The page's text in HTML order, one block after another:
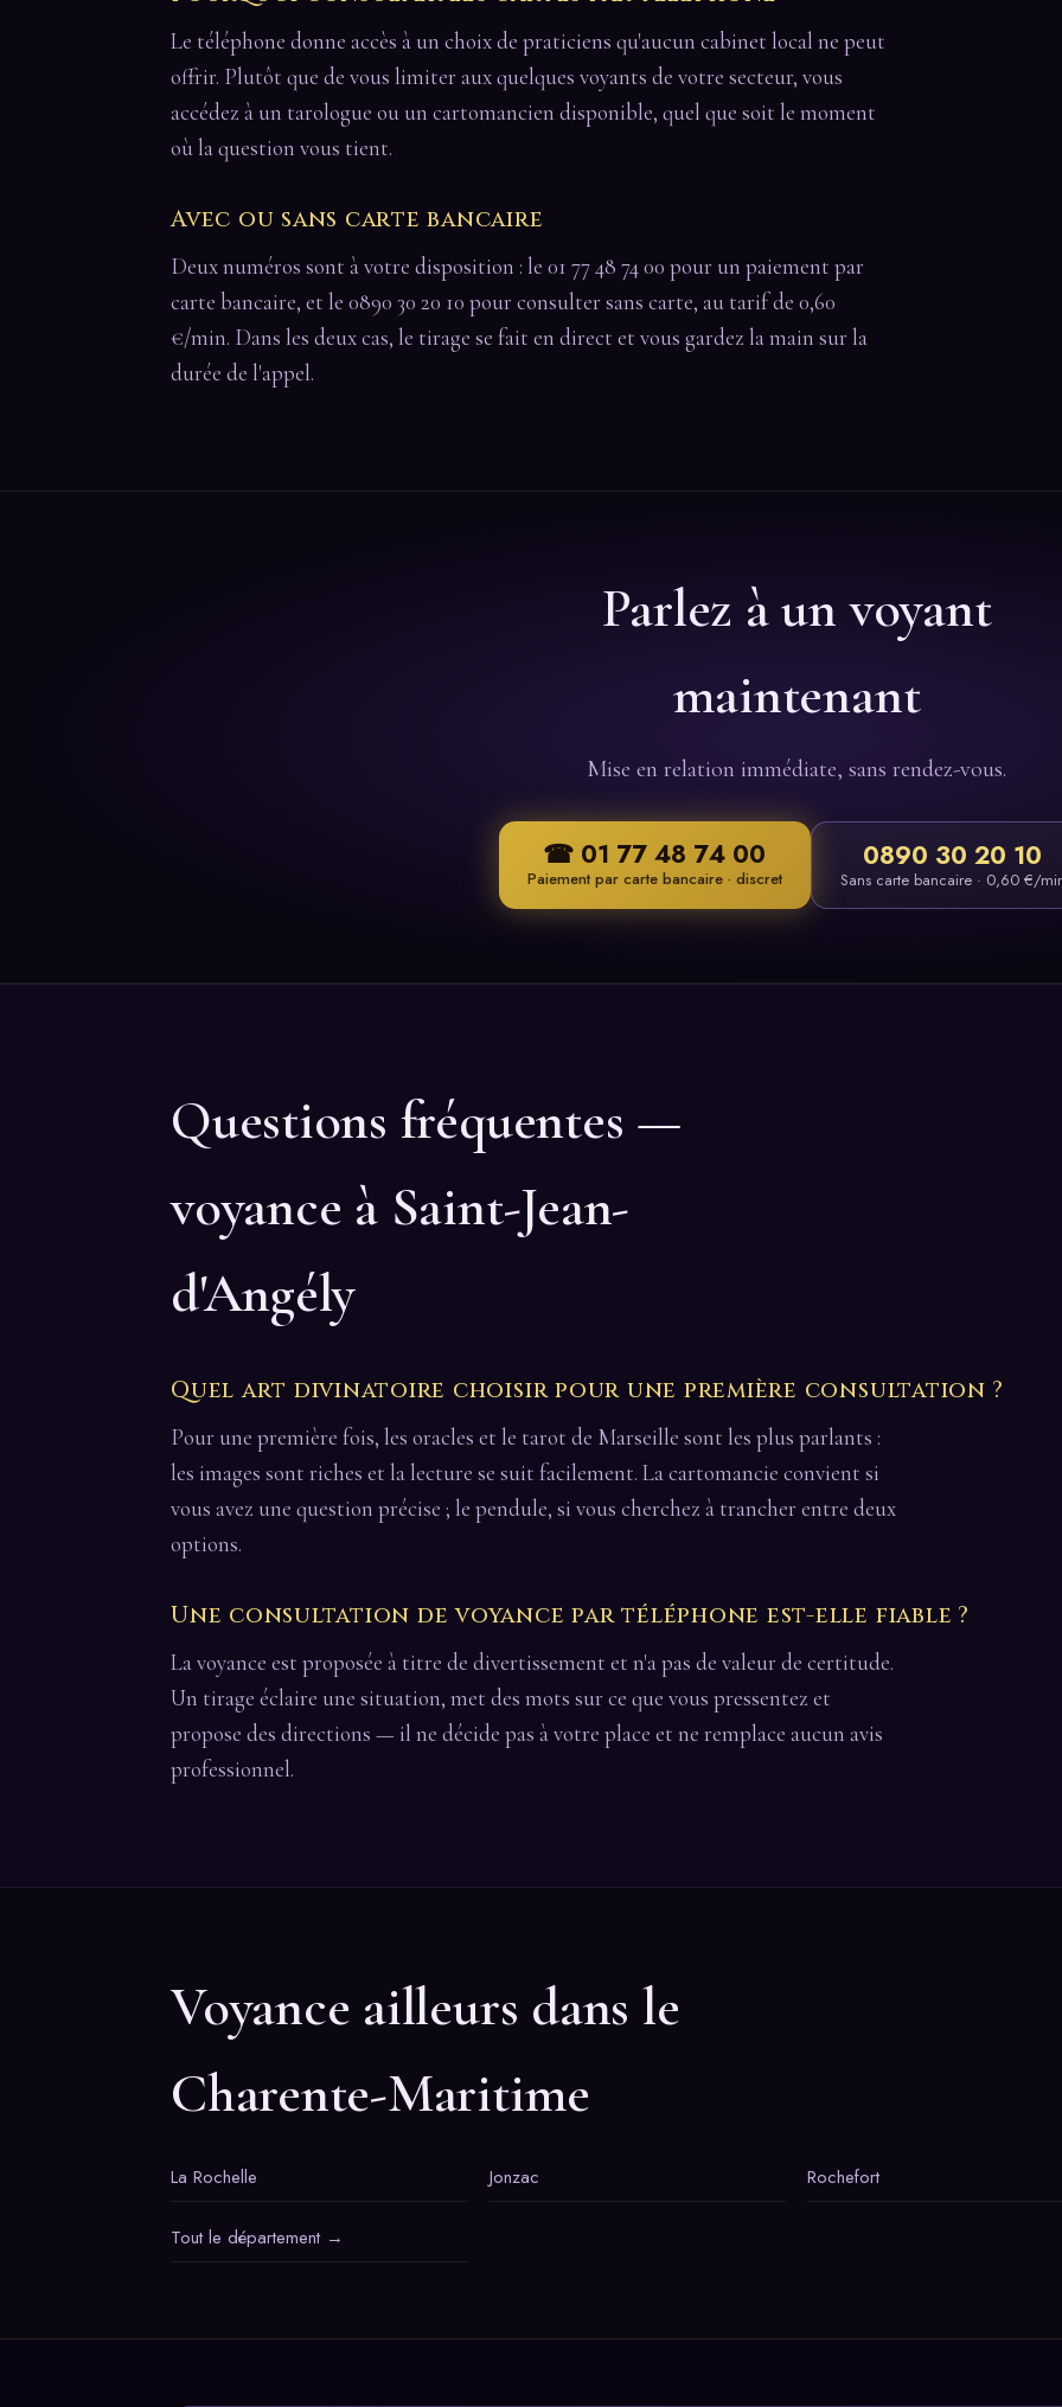
Le téléphone donne accès à un choix de praticiens qu'aucun cabinet local ne peut
offrir. Plutôt que de vous limiter aux quelques voyants de votre secteur, vous
accédez à un tarologue ou un cartomancien disponible, quel que soit le moment
où la question vous tient.
Avec ou sans carte bancaire
Deux numéros sont à votre disposition : le 01 77 48 74 00 pour un paiement par
carte bancaire, et le 0890 30 20 10 pour consulter sans carte, au tarif de 0,60
€/min. Dans les deux cas, le tirage se fait en direct et vous gardez la main sur la
durée de l'appel.
Parlez à un voyant
maintenant
Mise en relation immédiate, sans rendez-vous.
☎ 01 77 48 74 00
Paiement par carte bancaire · discret
0890 30 20 10
Sans carte bancaire · 0,60 €/
Questions fréquentes —
voyance à Saint-Jean-
d'Angély
Quel art divinatoire choisir pour une première consultation ?
Pour une première fois, les oracles et le tarot de Marseille sont les plus parlants :
les images sont riches et la lecture se suit facilement. La cartomancie convient si
vous avez une question précise ; le pendule, si vous cherchez à trancher entre deux
options.
Une consultation de voyance par téléphone est-elle fiable ?
La voyance est proposée à titre de divertissement et n'a pas de valeur de certitude.
Un tirage éclaire une situation, met des mots sur ce que vous pressentez et
propose des directions — il ne décide pas à votre place et ne remplace aucun avis
professionnel.
Voyance ailleurs dans le
Charente-Maritime
La Rochelle Jonzac Rochefort
Tout le département →